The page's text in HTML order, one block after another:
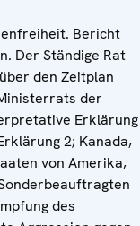
Bericht
Der Ständige Rat
den Zeitplan
der
Erklärung
2; Kanada,
von Amerika,
des